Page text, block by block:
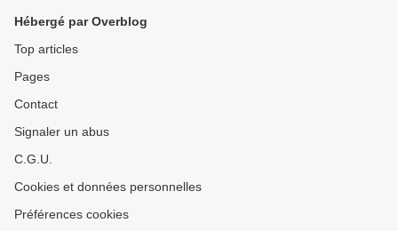
Hébergé par Overblog
Top articles
Pages
Contact
Signaler un abus
C.G.U.
Cookies et données personnelles
Préférences cookies